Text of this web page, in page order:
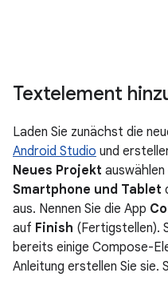
Textelement
Laden Sie zunächst die
Android Studio und
Neues Projekt
Smartphone und Tablet
aus. Nennen Sie die App
auf Finish (Fertigstellen).
bereits einige Compose-
Anleitung erstellen Sie sie.